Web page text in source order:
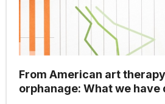
From American art
orphanage: What we have